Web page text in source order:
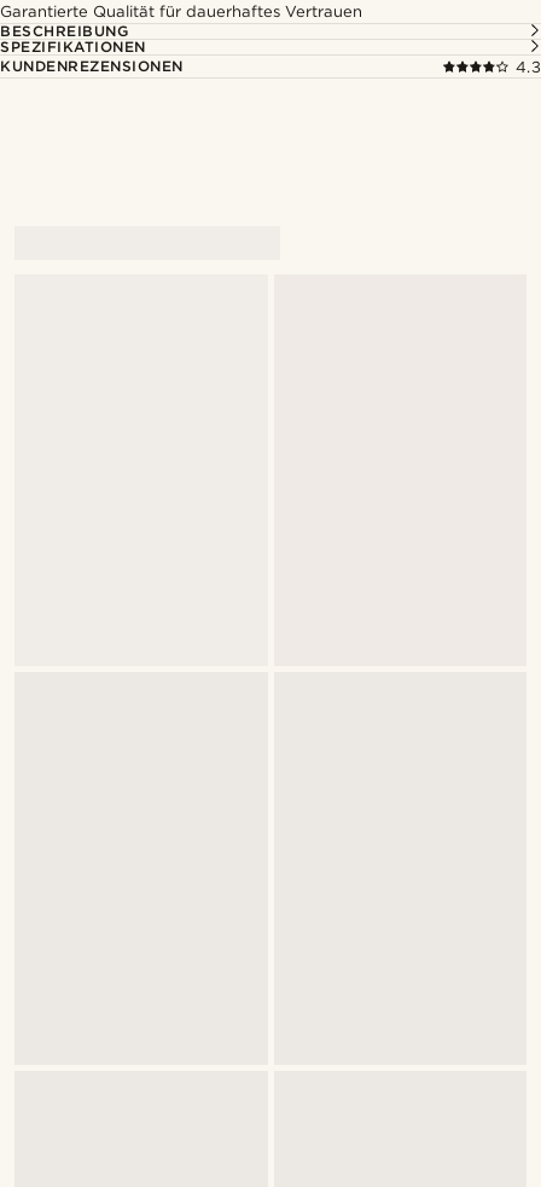
Garantierte Qualität für dauerhaftes Vertrauen
BESCHREIBUNG
SPEZIFIKATIONEN
KUNDENREZENSIONEN
4.3